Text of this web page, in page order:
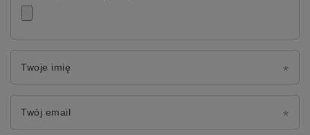
Twoje imię
Twój email